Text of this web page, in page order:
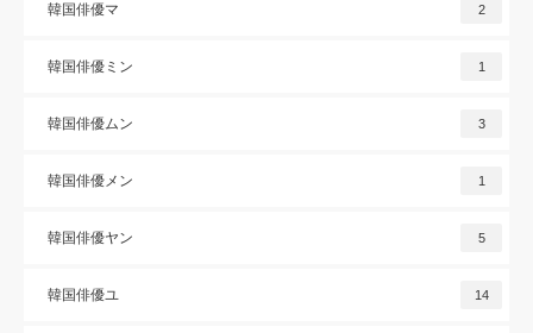
韓国俳優マ 2
韓国俳優ミン 1
韓国俳優ムン 3
韓国俳優メン 1
韓国俳優ヤン 5
韓国俳優ユ 14